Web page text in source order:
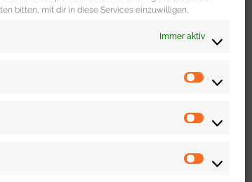
bitten, mit dir in diese Services einzuwilligen.
Immer aktiv